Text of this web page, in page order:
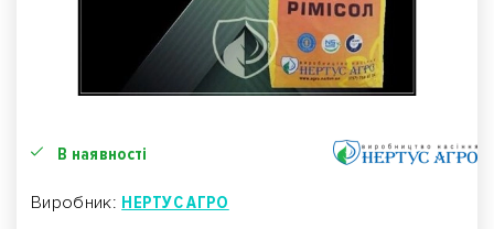
В наявності
Виробник: НЕРТУС АГРО